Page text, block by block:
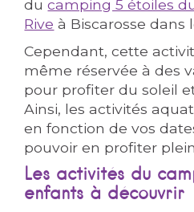
ducamping 5 étoiles
Rive à Biscarosse dans
Cependant, cette
même réservée à des
pour profiter du soleil
Ainsi, les activités
en fonction de vos
pouvoir en profiter
Les activités du
enfants à découvrir